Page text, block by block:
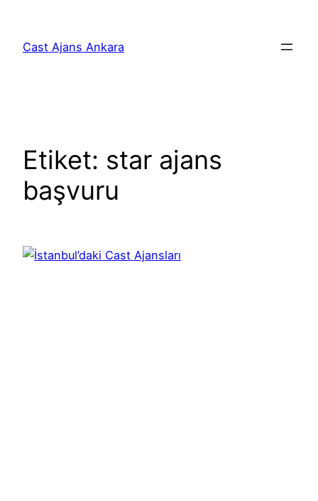
Cast Ajans Ankara
Etiket: star ajans
başvuru